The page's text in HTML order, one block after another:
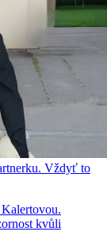
Vždyť to
kvůli